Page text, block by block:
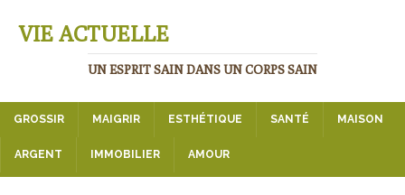
VIE ACTUELLE
UN ESPRIT SAIN DANS UN CORPS SAIN
GROSSIR MAIGRIR ESTHÉTIQUE SANTÉ MAISON
ARGENT IMMOBILIER AMOUR